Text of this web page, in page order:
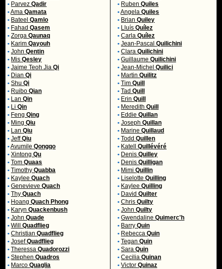
• ParvezQadir
•AmaQamata
• BateelQamlo
• FahadQasem
• ZorgaQaunaq
• KarimQayouh
• JohnQentin
• MisQesley
• Jaime Teoh JiaQi
• DianQi
• ShuQi
• RuiboQian
• LanQin
• LiQin
• FengQing
• MingQiu
• LanQiu
• JeffQiu
•AvumileQongqo
• XintongQu
• TomQuaas
• TimothyQuabba
• KayleeQuach
• GenevieveQuach
• ThyQuach
• HoangQuach Phong
• KarynQuackenbush
• JohnQuade
• WillQuadflieg
• ChristianQuadflieg
• JosefQuadflieg
• TheressaQuadorozzi
• StephenQuadros
• MarcoQuaglia
• RubenQuiles
•AngelaQuiles
• BrianQuiley
• LluísQuílez
• CarlaQuílez
• Jean-PascalQuilichini
• ClaraQuilichini
• GuillaumeQuilichini
• Jean-MichelQuilici
• MartinQuilitz
• TimQuill
• TadQuill
• ErinQuill
• MeredithQuill
• EddieQuillan
• JosephQuillan
• MarineQuillaud
• ToddQuillen
• KatellQuillévéré
• DenisQuilley
• DenisQuilligan
• MimiQuillin
• LiselotteQuilling
• KayleeQuilling
• DavidQuilter
• ChrisQuilty
• JohnQuilty
• GwendalineQuimerc'h
• BarryQuin
• RebeccaQuin
• TeganQuin
• SaraQuin
• CeciliaQuinan
• VictorQuinaz